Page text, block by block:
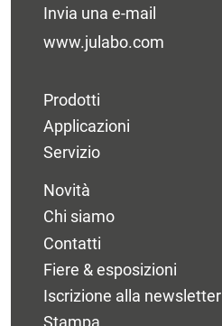
Invia una e-mail
www.julabo.com
Prodotti
Applicazioni
Servizio
Novità
Chi siamo
Contatti
Fiere & esposizioni
Iscrizione alla newsletter
Stampa